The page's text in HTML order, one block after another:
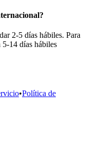
2-5 días hábiles. Para
5-14 días hábiles
•Política de